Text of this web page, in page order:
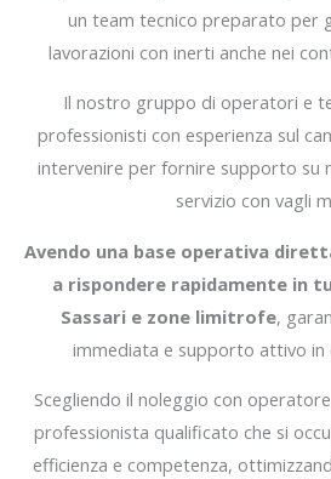
un team tecnico preparato per
lavorazioni con inerti anche nei
Il nostro gruppo di operatori e
professionisti con esperienza sul
intervenire per fornire supporto su
servizio con vagli
Avendo una base operativa
a rispondere rapidamente in
Sassari e zone limitrofe,
immediata e supporto attivo in
Scegliendo il noleggio con
professionista qualificato che si
efficienza e competenza,